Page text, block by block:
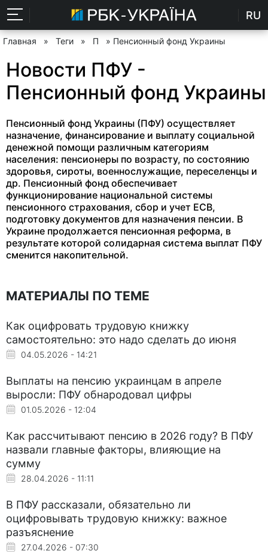
RU
Главная » Теги » П » Пенсионный фонд Украины
Новости ПФУ -
Пенсионный фонд Украины
Пенсионный фонд Украины (ПФУ) осуществляет
назначение, финансирование и выплату социальной
денежной помощи различным категориям
населения: пенсионеры по возрасту, по состоянию
здоровья, сироты, военнослужащие, переселенцы и
др. Пенсионный фонд обеспечивает
функционирование национальной системы
пенсионного страхования, сбор и учет ЕСВ,
подготовку документов для назначения пенсии. В
Украине продолжается пенсионная реформа, в
результате которой солидарная система выплат ПФУ
сменится накопительной.
МАТЕРИАЛЫ ПО ТЕМЕ
Как оцифровать трудовую книжку
самостоятельно: это надо сделать до июня
04.05.2026 - 14:21
Выплаты на пенсию украинцам в апреле
выросли: ПФУ обнародовал цифры
01.05.2026 - 12:04
Как рассчитывают пенсию в 2026 году? В ПФУ
назвали главные факторы, влияющие на
сумму
28.04.2026 - 11:11
В ПФУ рассказали, обязательно ли
оцифровывать трудовую книжку: важное
разъяснение
27.04.2026 - 07:30